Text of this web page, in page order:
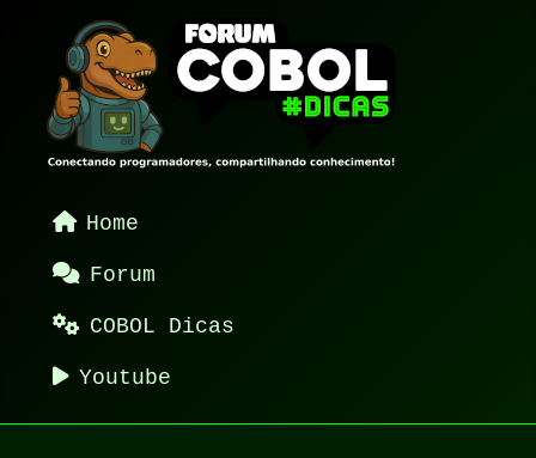
Home
Forum
COBOL Dicas
Youtube